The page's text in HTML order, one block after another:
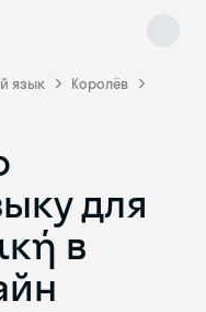
язык
Королёв
для
в